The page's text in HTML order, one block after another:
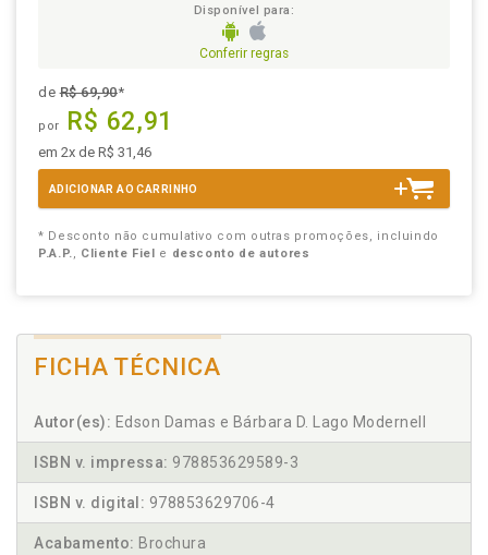
Disponível para:
Conferir regras
deR$ 69,90*
por R$ 62,91
em 2x de R$ 31,46
ADICIONAR AO CARRINHO
* Desconto não cumulativo com outras promoções, incluindo
P.A.P., Cliente Fiel e desconto de autores
FICHA TÉCNICA
Autor(es): Edson Damas e Bárbara D. Lago Modernell
ISBN v. impressa: 978853629589-3
ISBN v. digital: 978853629706-4
Acabamento: Brochura